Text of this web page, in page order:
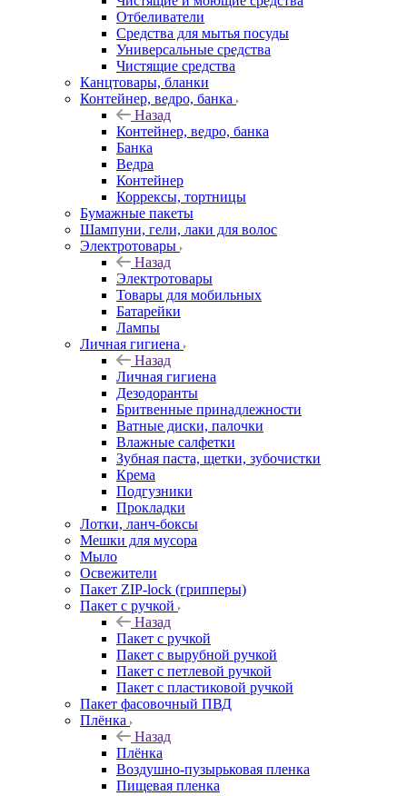
Отбеливатели
Средства для мытья посуды
Универсальные средства
Чистящие средства
Канцтовары, бланки
Контейнер, ведро, банка
Назад
Контейнер, ведро, банка
Банка
Ведра
Контейнер
Коррексы, тортницы
Бумажные пакеты
Шампуни, гели, лаки для волос
Электротовары
Назад
Электротовары
Товары для мобильных
Батарейки
Лампы
Личная гигиена
Назад
Личная гигиена
Дезодоранты
Бритвенные принадлежности
Ватные диски, палочки
Влажные салфетки
Зубная паста, щетки, зубочистки
Крема
Подгузники
Прокладки
Лотки, ланч-боксы
Мешки для мусора
Мыло
Освежители
Пакет ZIP-lock (грипперы)
Пакет с ручкой
Назад
Пакет с ручкой
Пакет с вырубной ручкой
Пакет с петлевой ручкой
Пакет с пластиковой ручкой
Пакет фасовочный ПВД
Плёнка
Назад
Плёнка
Воздушно-пузырьковая пленка
Пищевая пленка